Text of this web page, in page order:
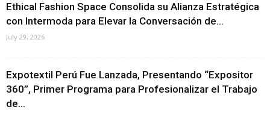
Ethical Fashion Space Consolida su Alianza Estratégica
con Intermoda para Elevar la Conversación de...
July 29, 2026
Expotextil Perú Fue Lanzada, Presentando “Expositor
360”, Primer Programa para Profesionalizar el Trabajo
de...